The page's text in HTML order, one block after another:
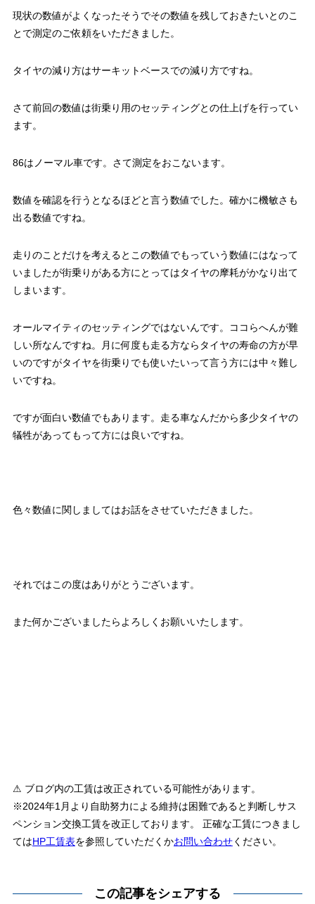
現状の数値がよくなったそうでその数値を残しておきたいとのこ
とで測定のご依頼をいただきました。
タイヤの減り方はサーキットベースでの減り方ですね。
さて前回の数値は街乗り用のセッティングとの仕上げを行ってい
ます。
86はノーマル車です。さて測定をおこないます。
数値を確認を行うとなるほどと言う数値でした。確かに機敏さも
出る数値ですね。
走りのことだけを考えるとこの数値でもっていう数値にはなって
いましたが街乗りがある方にとってはタイヤの摩耗がかなり出て
しまいます。
オールマイティのセッティングではないんです。ココらへんが難
しい所なんですね。月に何度も走る方ならタイヤの寿命の方が早
いのですがタイヤを街乗りでも使いたいって言う方には中々難し
いですね。
ですが面白い数値でもあります。走る車なんだから多少タイヤの
犠牲があってもって方には良いですね。
色々数値に関しましてはお話をさせていただきました。
それではこの度はありがとうございます。
また何かございましたらよろしくお願いいたします。
⚠ ブログ内の工賃は改正されている可能性があります。
※2024年1月より自助努力による維持は困難であると判断しサス
ペンション交換工賃を改正しております。 正確な工賃につきまし
てはHP工賃表を参照していただくかお問い合わせください。
この記事をシェアする